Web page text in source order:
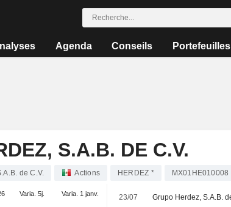
Agenda Conseils Portefeuilles
S.A.B. DE C.V.
de C.V. Actions HERDEZ * MX01HE010008
Varia. 5j. Varia. 1 janv. 23/07